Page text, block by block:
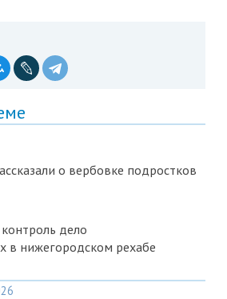
о вербовке подростков
дело
в нижегородском рехабе